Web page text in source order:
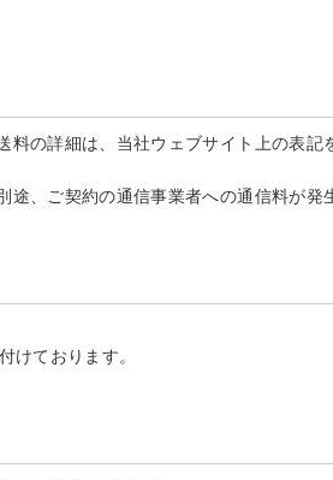
料の詳細は、当社ウェブサイト上の表
、ご契約の通信事業者への通信料が発
けております。